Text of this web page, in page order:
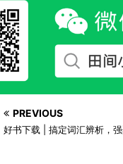
PREVIOUS
好书下载 | 搞定词汇辨析，